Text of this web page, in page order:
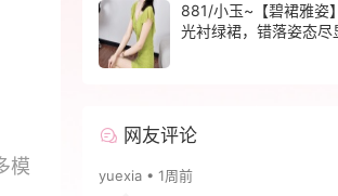
模
881/小玉~【碧裙雅姿
光衬绿裙，错落姿态尽
网友评论
yuexia • 1周前